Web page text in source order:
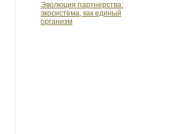
Эволюция партнерства:
экосистема, как единый
организм